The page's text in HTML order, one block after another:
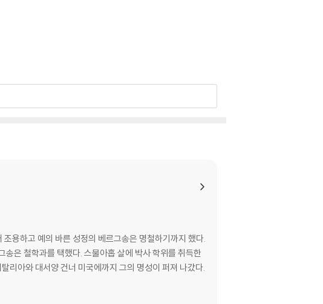
/ 6. 의무와 생명/ 7. 폐쇄된 사회/ 8. 영웅의 호소/ 9. 개방된
방된 도덕/ 16. 폐쇄와 개방 사이/ 17. 자존심/ 18. 정의(正
용하고 예의 바른 성정의 베르그송은 명철하기까지 했다.
은 철학과를 택했다. 스물아홉 살에 박사 학위를 취득한
리아와 대서양 건너 미국에까지 그의 명성이 퍼져 나갔다.